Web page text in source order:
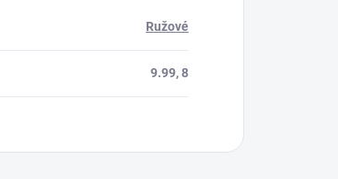
Ružové
9.99, 8